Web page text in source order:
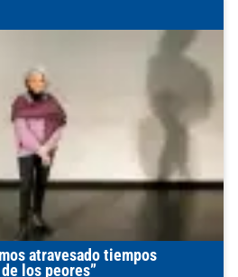
atravesado tiempos
los peores”